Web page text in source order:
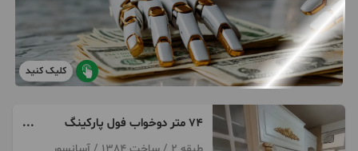
کلیک کنید
۷۴ متر دوخواب فول پارکینگ
آسانسور